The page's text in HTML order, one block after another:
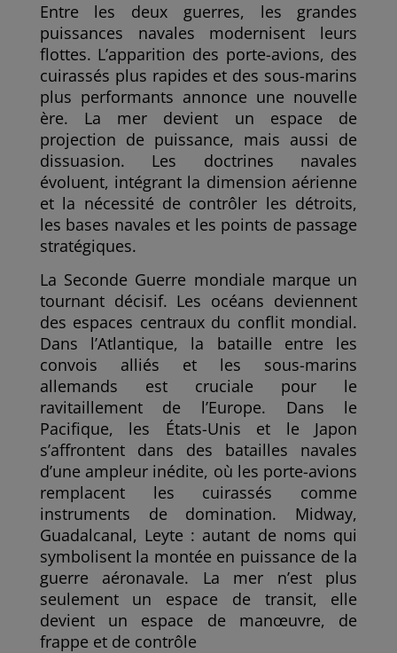
Entre les deux guerres, les grandes
puissances navales modernisent leurs
flottes. L’apparition des porte-avions, des
cuirassés plus rapides et des sous-marins
plus performants annonce une nouvelle
ère. La mer devient un espace de
projection de puissance, mais aussi de
dissuasion. Les doctrines navales
évoluent, intégrant la dimension aérienne
et la nécessité de contrôler les détroits,
les bases navales et les points de passage
stratégiques.
La Seconde Guerre mondiale marque un
tournant décisif. Les océans deviennent
des espaces centraux du conflit mondial.
Dans l’Atlantique, la bataille entre les
convois alliés et les sous-marins
allemands est cruciale pour le
ravitaillement de l’Europe. Dans le
Pacifique, les États-Unis et le Japon
s’affrontent dans des batailles navales
d’une ampleur inédite, où les porte-avions
remplacent les cuirassés comme
instruments de domination. Midway,
Guadalcanal, Leyte : autant de noms qui
symbolisent la montée en puissance de la
guerre aéronavale. La mer n’est plus
seulement un espace de transit, elle
devient un espace de manœuvre, de
frappe et de contrôle